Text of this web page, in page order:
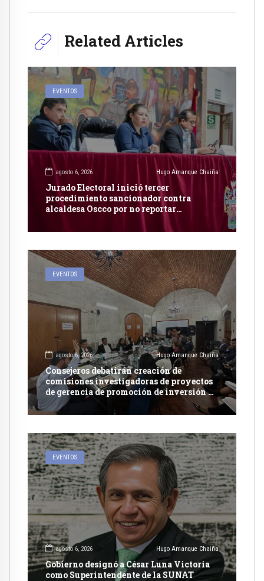
Related Articles
EVENTOS
agosto 6, 2026 Hugo Amanque Chaiña
Jurado Electoral inició tercer
procedimiento sancionador contra
alcaldesa Oscco por no reportar
EVENTOS
agosto 6, 2026 Hugo Amanque Chaiña
Consejeros debatirán creación de
comisiones investigadoras de proyectos
de gerencia de promoción de inversión y
carretera en Caylloma
EVENTOS
agosto 6, 2026 Hugo Amanque Chaiña
Gobierno designó a César Luna Victoria
como Superintendente de la SUNAT